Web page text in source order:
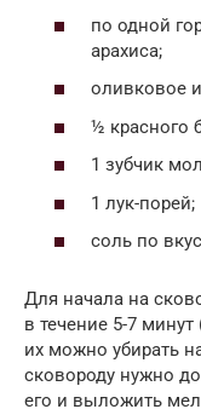
по одной
арахиса;
оливковое
½ красного
1 зубчик
1 лук-порей;
соль по
Для начала на
в течение 5-7
их можно убирать
сковороду нужно
его и выложить